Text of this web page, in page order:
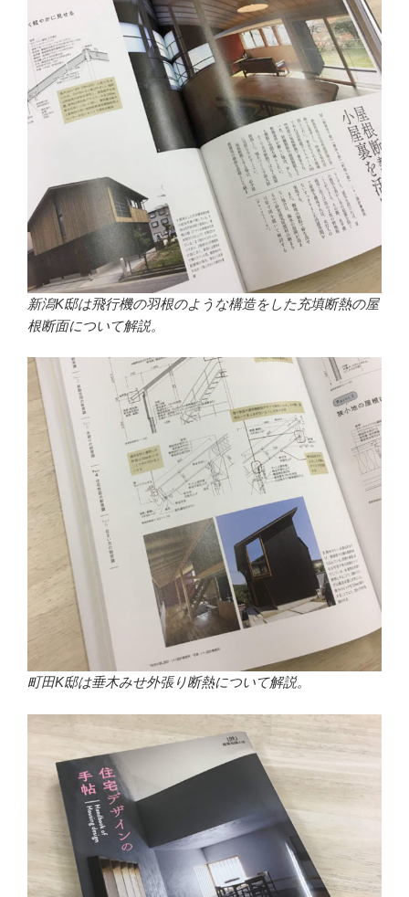
新潟K邸は飛行機の羽根のような構造をした充填断熱の屋
根断面について解説。
町田K邸は垂木みせ外張り断熱について解説。